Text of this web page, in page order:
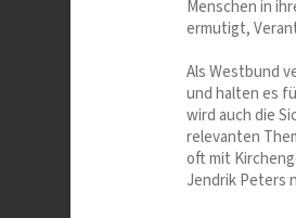
Menschen in
ermutigt,
Als Westbund
und halten es
wird auch die
relevanten
oft mit
Jendrik Peters